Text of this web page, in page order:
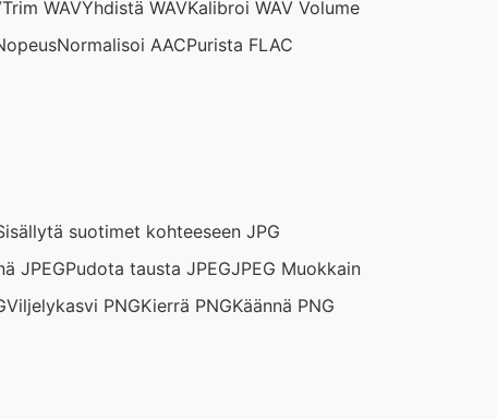
Trim WAVYhdistä WAVKalibroi WAV Volume
Normalisoi AACPurista FLAC
suotimet kohteeseen JPG
JPEGPudota tausta JPEGJPEG Muokkain
Viljelykasvi PNGKierrä PNGKäännä PNG